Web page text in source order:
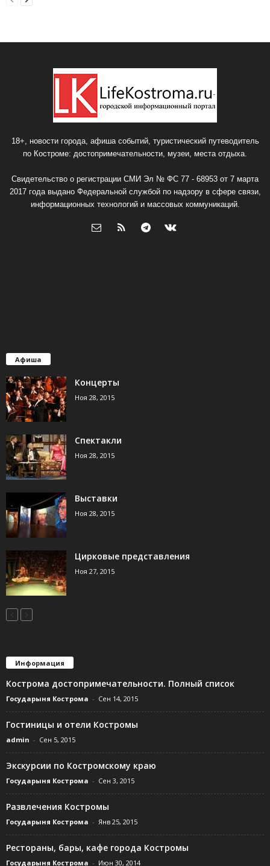
18+, новости города, афиша событий, туристический путеводитель
по Костроме: достопримечательности, музеи, места отдыха.
Свидетельство о регистрации СМИ Эл № ФС 77 - 68953 от 7 марта
2017 года выдано Федеральной службой по надзору в сфере связи,
информационных технологий и массовых коммуникаций.
Афиша
Концерты
Ноя 28, 2015
Спектакли
Ноя 28, 2015
Выставки
Ноя 28, 2015
Цирковые представления
Ноя 27, 2015
Информация
Кострома достопримечательности. Полный список
Государыня Кострома - Сен 14, 2015
Гостиницы и отели Костромы
admin - Сен 5, 2015
Экскурсии по Костромскому краю
Государыня Кострома - Сен 3, 2015
Развлечения Костромы
Государыня Кострома - Янв 25, 2015
Рестораны, бары, кафе города Костромы
Государыня Кострома - Июн 30, 2014